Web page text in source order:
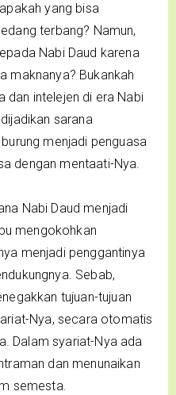
yang bisa
terbang? Namun,
Nabi Daud karena
maknanya? Bukankah
dan intelejen di era Nabi
sarana
menjadi penguasa
dengan mentaati-Nya.
Nabi Daud menjadi
mengokohkan
menjadi penggantinya
Sebab,
tujuan-tujuan
Nya, secara otomatis
Dalam syariat-Nya ada
dan menunaikan
semesta.